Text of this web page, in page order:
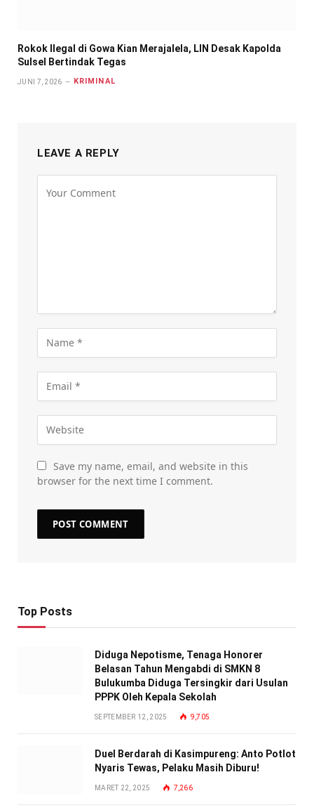
Rokok Ilegal di Gowa Kian Merajalela, LIN Desak Kapolda
Sulsel Bertindak Tegas
JUNI 7, 2026 KRIMINAL
LEAVE A REPLY
Save my name, email, and website in this
browser for the next time I comment.
Top Posts
Diduga Nepotisme, Tenaga Honorer
Belasan Tahun Mengabdi di SMKN 8
Bulukumba Diduga Tersingkir dari Usulan
PPPK Oleh Kepala Sekolah
SEPTEMBER 12, 2025 9,705
Duel Berdarah di Kasimpureng: Anto Potlot
Nyaris Tewas, Pelaku Masih Diburu!
MARET 22, 2025 7,266